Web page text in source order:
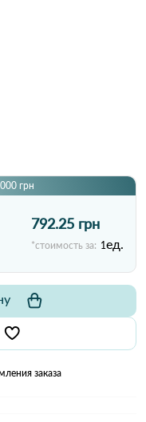
грн
792.25 грн
*стоимость за: 1ед.
заказа